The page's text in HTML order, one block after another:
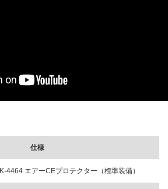
仕様
K-4464 エアーCEプロテクター（標準装備）